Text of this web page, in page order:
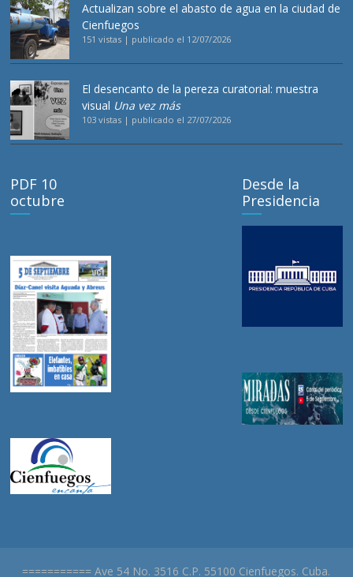
Actualizan sobre el abasto de agua en la ciudad de
Cienfuegos
151 vistas | publicado el 12/07/2026
El desencanto de la pereza curatorial: muestra
visual Una vez más
103 vistas | publicado el 27/07/2026
PDF 10
octubre
Desde la
Presidencia
=========== Ave 54 No. 3516 C.P. 55100 Cienfuegos. Cuba.